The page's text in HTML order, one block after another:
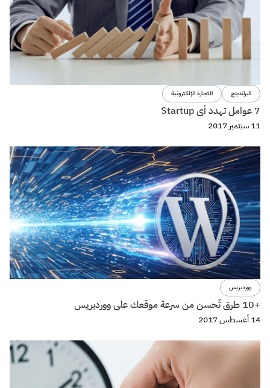
البراندينج التجارة الإلكترونية
7 عوامل تهدد أى Startup
11 سبتمبر 2017
ووردبريس
+10 طرق تُحسن من سرعة موقعك على ووردبريس
14 أغسطس 2017